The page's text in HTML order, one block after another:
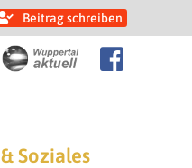
Beitrag schreiben
Soziales